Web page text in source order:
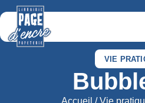
VIE
Accueil /Vie